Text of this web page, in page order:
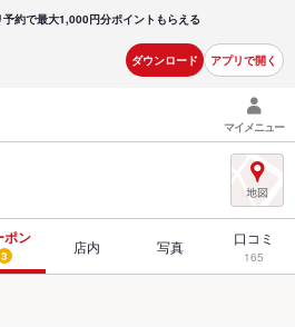
約で最大1,000円分ポイントもらえる
ダウンロード アプリで開く
マイメニュー
ポン
3 店内 写真 口コミ
165